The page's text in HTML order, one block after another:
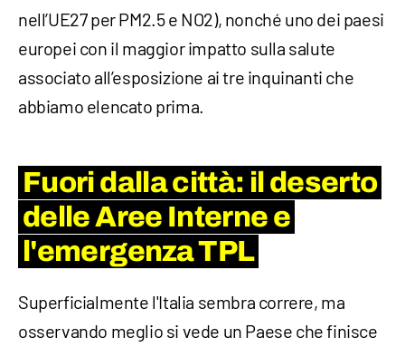
nell’UE27 per PM2.5 e NO2), nonché uno dei paesi
europei con il maggior impatto sulla salute
associato all’esposizione ai tre inquinanti che
abbiamo elencato prima.
Fuori dalla città: il deserto
delle Aree Interne e
l'emergenza TPL
Superficialmente l'Italia sembra correre, ma
osservando meglio si vede un Paese che finisce